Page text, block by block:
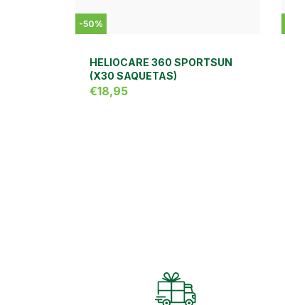
-50%
HELIOCARE 360 SPORTSUN
(X30 SAQUETAS)
€18,95